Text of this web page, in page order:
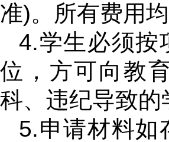
准)。所有费用
4.学生必须按
位，方可向教
科、违纪导致
5.申请材料如